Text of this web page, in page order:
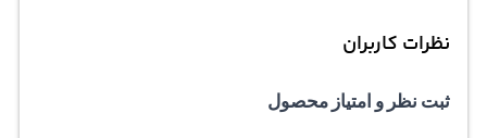
نظرات کاربران
ثبت نظر و امتیاز محصول